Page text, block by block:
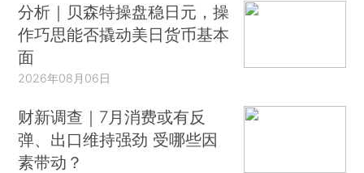
分析｜贝森特操盘稳日元，操
作巧思能否撬动美日货币基本
面
2026年08月06日
财新调查｜7月消费或有反
弹、出口维持强劲 受哪些因
素带动？